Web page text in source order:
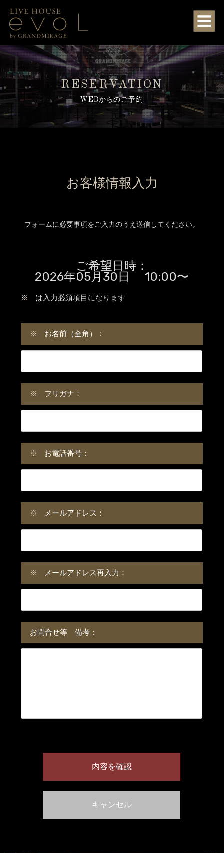
RESERVATION
WEBからのご予約
お客様情報入力
フォームに必要事項をご入力のうえ送信してください。
ご希望日時：
2026年05月30日 10:00〜
※ は入力必須項目になります
※ お名前（全角）：
※ フリガナ：
※ お電話番号：
※ メールアドレス：
※ メールアドレス再入力：
お問合せ等 備考：